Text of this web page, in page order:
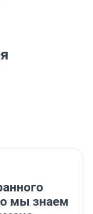
мы знаем